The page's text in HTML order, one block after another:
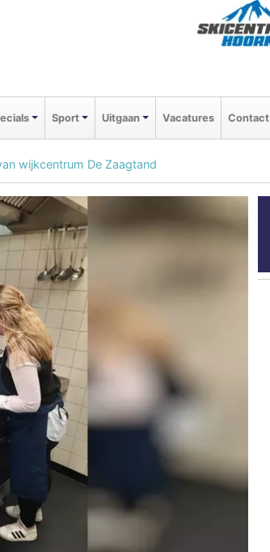
Sport Uitgaan Vacatures Contact
wijkcentrum De Zaagtand